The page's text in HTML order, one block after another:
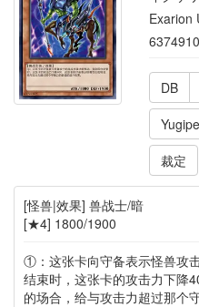
Exarion
DB
裁定
[怪兽|效果] 兽战士/暗
[★4] 1800/1900
①：这张卡向守备表示怪兽攻
结束时，这张卡的攻击力下降
的场合，给与攻击力超过那个